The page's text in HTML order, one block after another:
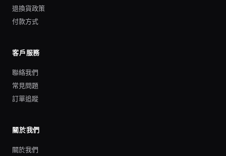
退換貨政策
付款方式
客戶服務
聯絡我們
常見問題
訂單追蹤
關於我們
關於我們